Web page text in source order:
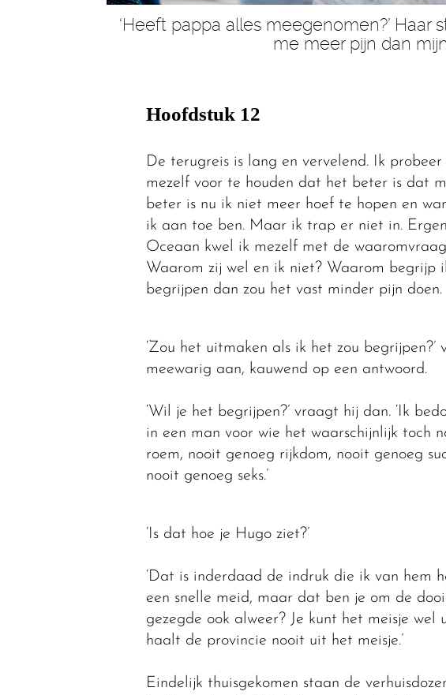
‘Heeft pappa alles meegenomen?’ Haar
me meer pijn dan
Hoofdstuk 12
De terugreis is lang en vervelend. Ik
mezelf voor te houden dat het beter is dat
beter is nu ik niet meer hoef te hopen en
ik aan toe ben. Maar ik trap er niet in.
Oceaan kwel ik mezelf met de
Waarom zij wel en ik niet? Waarom begrijp
begrijpen dan zou het vast minder pijn doen.
‘Zou het uitmaken als ik het zou
meewarig aan, kauwend op een antwoord.
‘Wil je het begrijpen?’ vraagt hij dan. ‘Ik
in een man voor wie het waarschijnlijk toch
roem, nooit genoeg rijkdom, nooit genoeg
nooit genoeg seks.’
‘Is dat hoe je Hugo ziet?’
‘Dat is inderdaad de indruk die ik van hem
een snelle meid, maar dat ben je om de
gezegde ook alweer? Je kunt het meisje
haalt de provincie nooit uit het meisje.’
Eindelijk thuisgekomen staan de